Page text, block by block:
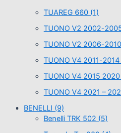
TUAREG 660 (1)
TUONO V2 2002-
TUONO V2 2006-2010
TUONO V4 2011-2014
TUONO V4 2015 2020
TUONO V4 2021 –
BENELLI (9)
Benelli TRK 502 (5)